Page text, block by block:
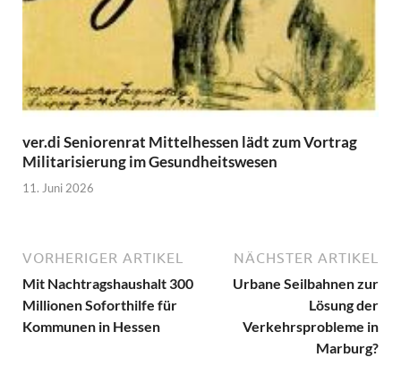
ver.di Seniorenrat Mittelhessen lädt zum Vortrag
Militarisierung im Gesundheitswesen
11. Juni 2026
VORHERIGER ARTIKEL
Mit Nachtragshaushalt 300
Millionen Soforthilfe für
Kommunen in Hessen
NÄCHSTER ARTIKEL
Urbane Seilbahnen zur
Lösung der
Verkehrsprobleme in
Marburg?